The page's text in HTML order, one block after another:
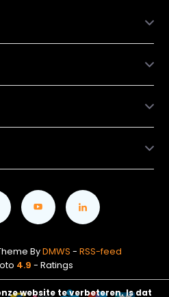
ByDMWS - RSS-feed
4.9 - Ratings
website te verbeteren. Is dat